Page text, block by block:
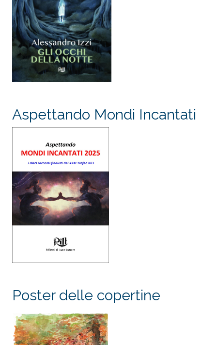
Aspettando Mondi Incantati
Poster delle copertine